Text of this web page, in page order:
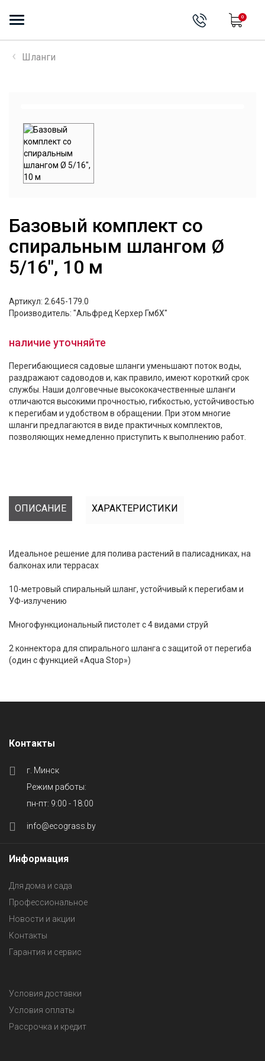
0
Шланги
Базовый комплект со
спиральным шлангом Ø
5/16", 10 м
Артикул: 2.645-179.0
Производитель: "Альфред Керхер ГмбХ"
наличие уточняйте
Перегибающиеся садовые шланги уменьшают поток воды,
раздражают садоводов и, как правило, имеют короткий срок
службы. Наши долговечные высококачественные шланги
отличаются высокими прочностью, гибкостью, устойчивостью
к перегибам и удобством в обращении. При этом многие
шланги предлагаются в виде практичных комплектов,
позволяющих немедленно приступить к выполнению работ.
ОПИСАНИЕ ХАРАКТЕРИСТИКИ
Идеальное решение для полива растений в палисадниках, на
балконах или террасах
10-метровый спиральный шланг, устойчивый к перегибам и
УФ-излучению
Многофункциональный пистолет с 4 видами струй
2 коннектора для спирального шланга с защитой от перегиба
(один с функцией «Aqua Stop»)
Контакты
г. Минск
Режим работы:
пн-пт: 9:00 - 18:00
info@ecograss.by
Информация
Для дома и сада
Профессиональное
Новости и акции
Контакты
Гарантия и сервис
Условия доставки
Условия оплаты
Рассрочка и кредит